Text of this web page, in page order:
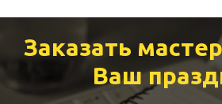
Заказать
Ваш